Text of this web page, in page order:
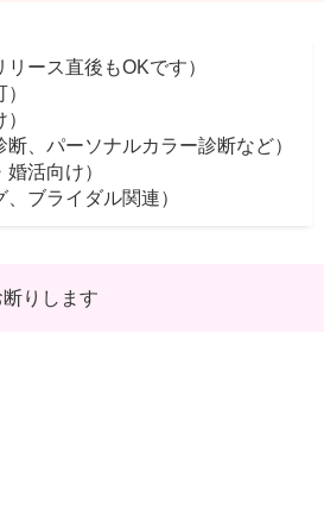
ース直後もOKです）
、パーソナルカラー診断など）
活向け）
ブライダル関連）
りします